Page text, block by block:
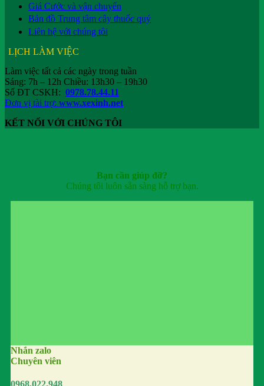
Giá Cước và vận chuyển
Bản đồ Trung tâm cây thuốc quý
Liên hệ với chúng tôi
LỊCH LÀM VIỆC
Làm việc tất cả các ngày trong tuần
Sáng: 7h – 12h Chiều: 13h30 – 19h30
Số ĐT CSKH: 0978.78.44.11
Đơn vị tài trợ: www.xexinh.net
KẾT NỐI VỚI CHÚNG TÔI
Bạn cần giúp đỡ?
Chúng tôi luôn sẵn sàng hỗ trợ bạn.
Nhắn zalo
Chuyên viên